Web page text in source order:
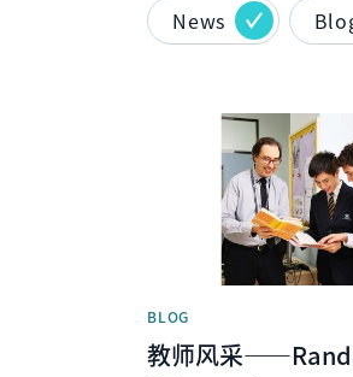
News
News image
BLOG
教师风采